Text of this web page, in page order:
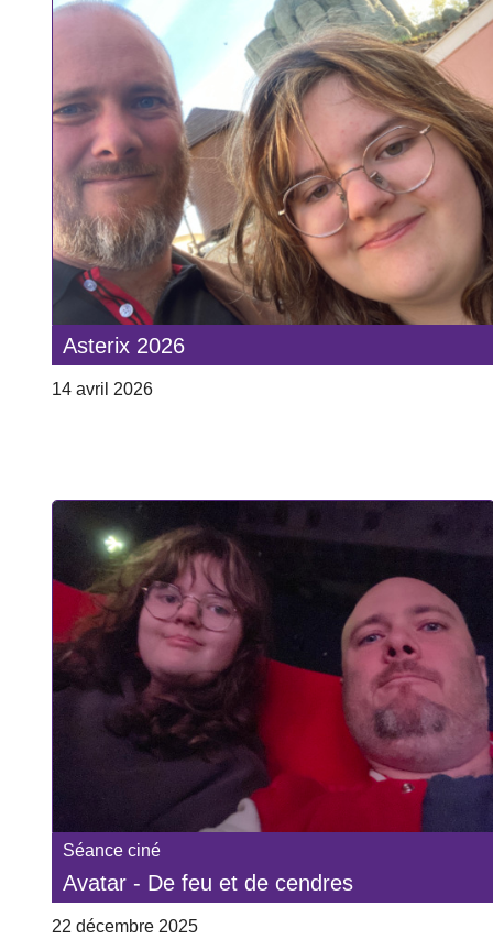
Asterix 2026
14 avril 2026
Séance ciné
Avatar - De feu et de cendres
22 décembre 2025